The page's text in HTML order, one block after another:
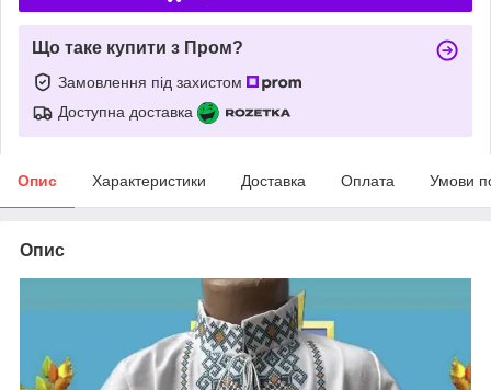
Що таке купити з Пром?
Замовлення під захистом
Доступна доставка
Опис Характеристики Доставка Оплата Умови
Опис